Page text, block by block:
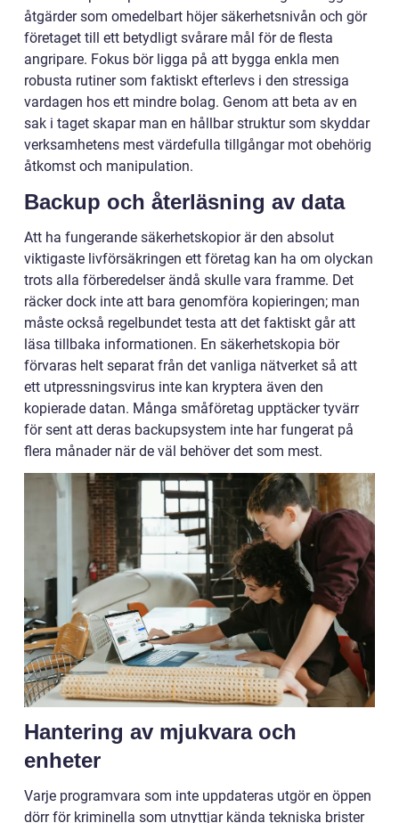
åtgärder som omedelbart höjer säkerhetsnivån och gör
företaget till ett betydligt svårare mål för de flesta
angripare. Fokus bör ligga på att bygga enkla men
robusta rutiner som faktiskt efterlevs i den stressiga
vardagen hos ett mindre bolag. Genom att beta av en
sak i taget skapar man en hållbar struktur som skyddar
verksamhetens mest värdefulla tillgångar mot obehörig
åtkomst och manipulation.
Backup och återläsning av data
Att ha fungerande säkerhetskopior är den absolut
viktigaste livförsäkringen ett företag kan ha om olyckan
trots alla förberedelser ändå skulle vara framme. Det
räcker dock inte att bara genomföra kopieringen; man
måste också regelbundet testa att det faktiskt går att
läsa tillbaka informationen. En säkerhetskopia bör
förvaras helt separat från det vanliga nätverket så att
ett utpressningsvirus inte kan kryptera även den
kopierade datan. Många småföretag upptäcker tyvärr
för sent att deras backupsystem inte har fungerat på
flera månader när de väl behöver det som mest.
Hantering av mjukvara och
enheter
Varje programvara som inte uppdateras utgör en öppen
dörr för kriminella som utnyttjar kända tekniska brister